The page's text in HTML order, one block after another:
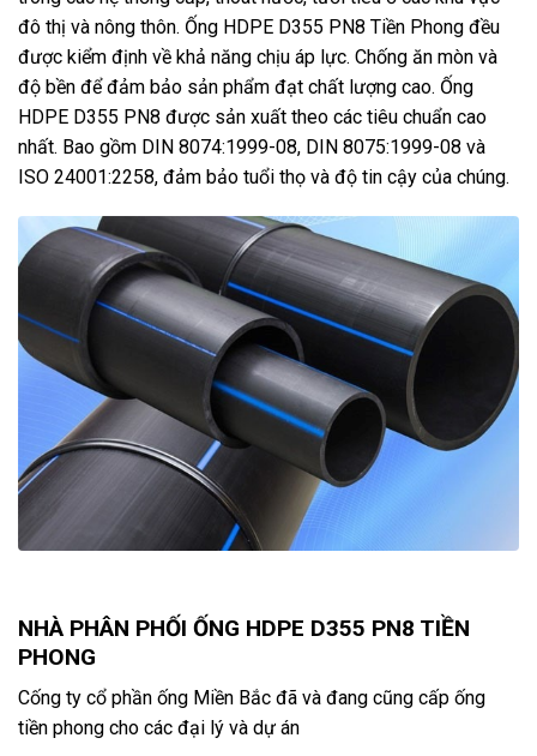
đô thị và nông thôn. Ống HDPE D355 PN8 Tiền Phong đều
được kiểm định về khả năng chịu áp lực. Chống ăn mòn và
độ bền để đảm bảo sản phẩm đạt chất lượng cao. Ống
HDPE D355 PN8 được sản xuất theo các tiêu chuẩn cao
nhất. Bao gồm DIN 8074:1999-08, DIN 8075:1999-08 và
ISO 24001:2258, đảm bảo tuổi thọ và độ tin cậy của chúng.
NHÀ PHÂN PHỐI ỐNG HDPE D355 PN8 TIỀN
PHONG
Cống ty cổ phần ống Miền Bắc đã và đang cũng cấp ống
tiền phong cho các đại lý và dự án